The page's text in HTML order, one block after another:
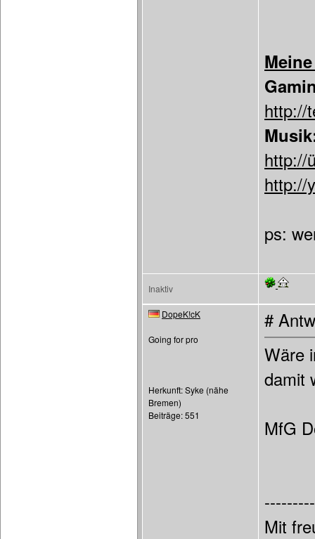
http://
http://
http://
ps:
Inaktiv
DopeK!cK
Going for pro
Herkunft: Syke (nähe
Bremen)
Beiträge: 551
#
Wäre
damit
MfG
Mit